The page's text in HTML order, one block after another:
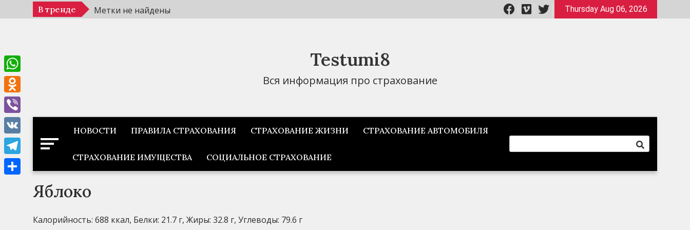
к
В тренде Метки не найдены Thursday Aug 06, 2026
Testumi8
Вся информация про страхование
НОВОСТИ ПРАВИЛА СТРАХОВАНИЯ СТРАХОВАНИЕ ЖИЗНИ СТРАХОВАНИЕ АВТОМОБИЛЯ
СТРАХОВАНИЕ ИМУЩЕСТВА СОЦИАЛЬНОЕ СТРАХОВАНИЕ
Яблоко
Калорийность: 688 ккал, Белки: 21.7 г, Жиры: 32.8 г, Углеводы: 79.6 г
WhatsApp
Odnoklassniki
Viber
VK
Telegram
Отправить